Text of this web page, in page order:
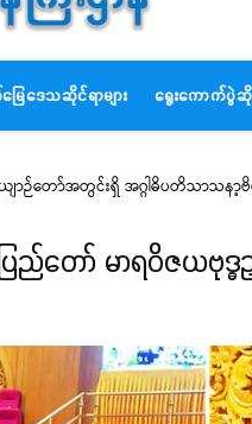
ြေဒေသဆိုင်ရာများ ရွေးကောက်ပွဲဆိုင်
ျာဉ်တော်အတွင်းရှိ အဂ္ဂါဓိပတိသာသန
ည်တော် မာရဝိဇယဗုဒ္